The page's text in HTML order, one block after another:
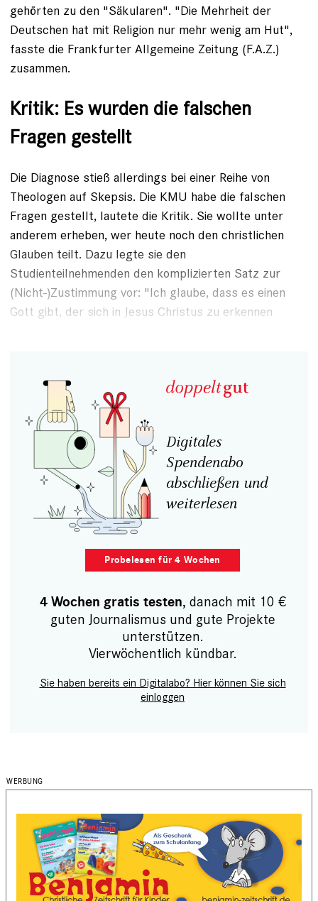
gehörten zu den "Säkularen". "Die Mehrheit der
Deutschen hat mit Religion nur mehr wenig am Hut",
fasste die Frankfurter Allgemeine Zeitung (F.A.Z.)
zusammen.
Kritik: Es wurden die falschen
Fragen gestellt
Die Diagnose stieß allerdings bei einer Reihe von
Theologen auf Skepsis. Die KMU habe die falschen
Fragen gestellt, lautete die Kritik. Sie wollte unter
anderem erheben, wer heute noch den christlichen
Glauben teilt. Dazu legte sie den
Studienteilnehmenden den komplizierten Satz zur
(Nicht-)Zustimmung vor: "Ich glaube, dass es einen
Gott gibt, der sich in Jesus Christus zu erkennen
Digitales
Spendenabo
abschließen und
weiterlesen
Probelesen für 4 Wochen
4 Wochen gratis testen, danach mit 10 €
guten Journalismus und gute Projekte
unterstützen.
Vierwöchentlich kündbar.
Sie haben bereits ein Digitalabo? Hier können Sie sich
einloggen